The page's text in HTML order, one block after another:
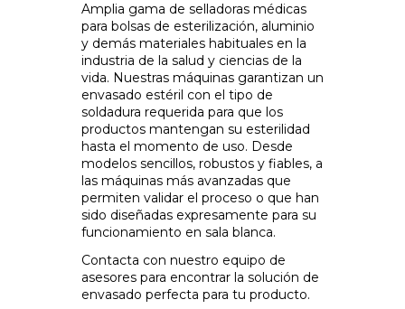
Amplia gama de selladoras médicas
para bolsas de esterilización, aluminio
y demás materiales habituales en la
industria de la salud y ciencias de la
vida. Nuestras máquinas garantizan un
envasado estéril con el tipo de
soldadura requerida para que los
productos mantengan su esterilidad
hasta el momento de uso. Desde
modelos sencillos, robustos y fiables, a
las máquinas más avanzadas que
permiten validar el proceso o que han
sido diseñadas expresamente para su
funcionamiento en sala blanca.
Contacta con nuestro equipo de
asesores para encontrar la solución de
envasado perfecta para tu producto.